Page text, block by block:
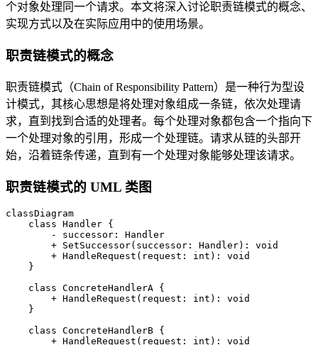
个对象处理同一个请求。本文将深入讨论职责链模式的概念、
实现方式以及在实际应用中的使用场景。
职责链模式的概念
职责链模式（Chain of Responsibility Pattern）是一种行为型设
计模式，其核心思想是将处理对象组成一条链，依次处理请
求，直到找到合适的处理者。每个处理对象都包含一个指向下
一个处理对象的引用，形成一个处理链。请求从链的头部开
始，沿着链条传递，直到有一个处理对象能够处理该请求。
职责链模式的 UML 类图
classDiagram
    class Handler {
        - successor: Handler
        + SetSuccessor(successor: Handler): void
        + HandleRequest(request: int): void
    }
    class ConcreteHandlerA {
        + HandleRequest(request: int): void
    }
    class ConcreteHandlerB {
        + HandleRequest(request: int): void